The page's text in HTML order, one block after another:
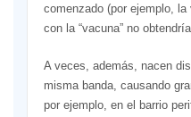
comenzado (por ejemplo, la
con la “vacuna” no
A veces, además, nacen
misma banda, causando
por ejemplo, en el barrio